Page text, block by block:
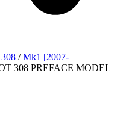
308 /Mk1 [2007-
308 PREFACE MODEL